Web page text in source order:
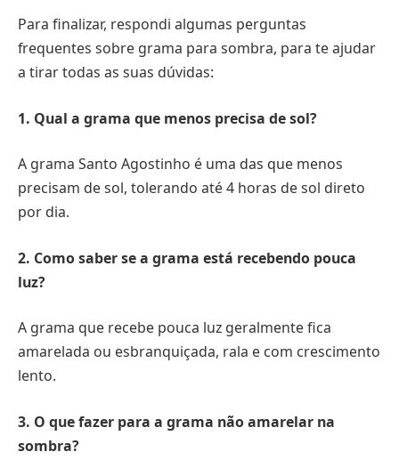
Para finalizar, respondi algumas perguntas
frequentes sobre grama para sombra, para te ajudar
a tirar todas as suas dúvidas:
1. Qual a grama que menos precisa de sol?
A grama Santo Agostinho é uma das que menos
precisam de sol, tolerando até 4 horas de sol direto
por dia.
2. Como saber se a grama está recebendo pouca
luz?
A grama que recebe pouca luz geralmente fica
amarelada ou esbranquiçada, rala e com crescimento
lento.
3. O que fazer para a grama não amarelar na
sombra?